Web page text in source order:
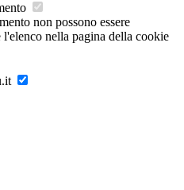
non possono essere
nella pagina della cookie